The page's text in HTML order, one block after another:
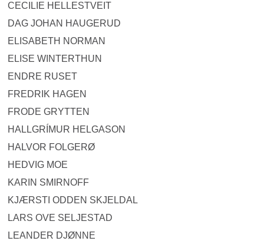
CECILIE HELLESTVEIT
DAG JOHAN HAUGERUD
ELISABETH NORMAN
ELISE WINTERTHUN
ENDRE RUSET
FREDRIK HAGEN
FRODE GRYTTEN
HALLGRÍMUR HELGASON
HALVOR FOLGERØ
HEDVIG MOE
KARIN SMIRNOFF
KJÆRSTI ODDEN SKJELDAL
LARS OVE SELJESTAD
LEANDER DJØNNE